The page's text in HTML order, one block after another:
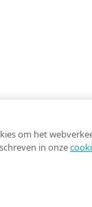
om het
in onze